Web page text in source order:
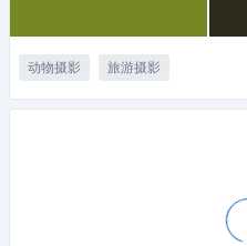
动物摄影 旅游摄影